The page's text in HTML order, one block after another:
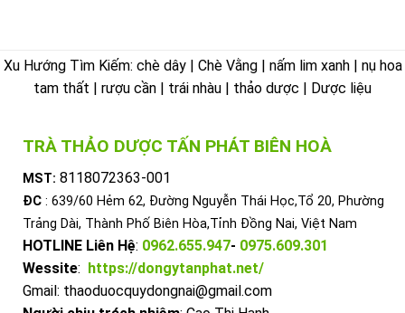
Xu Hướng Tìm Kiếm: chè dây | Chè Vằng | nấm lim xanh | nụ hoa
tam thất | rượu cần | trái nhàu | thảo dược | Dược liệu
TRÀ THẢO DƯỢC TẤN PHÁT BIÊN HOÀ
MST: 8118072363-001
ĐC : 639/60 Hẻm 62, Đường Nguyễn Thái Học,Tổ 20, Phường
Trảng Dài, Thành Phố Biên Hòa,Tỉnh Đồng Nai, Việt Nam
HOTLINE Liên Hệ: 0962.655.947- 0975.609.301
Wessite: https://dongytanphat.net/
Gmail: thaoduocquydongnai@gmail.com